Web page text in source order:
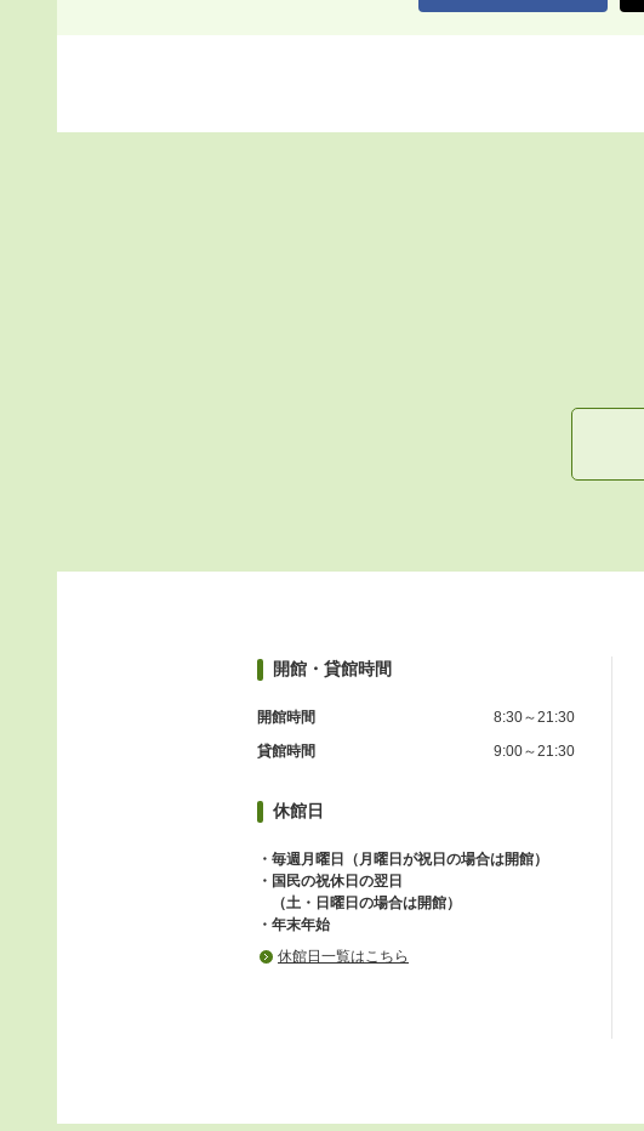
開館・貸館時間
開館時間
8:30～21:30
貸館時間
9:00～21:30
休館日
・毎週月曜日（月曜日が祝日の場合は開館）
・国民の祝休日の翌日
（土・日曜日の場合は開館）
・年末年始
休館日一覧はこちら